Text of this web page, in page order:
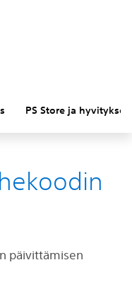
PS Store ja hyvitykset
päivittämisen